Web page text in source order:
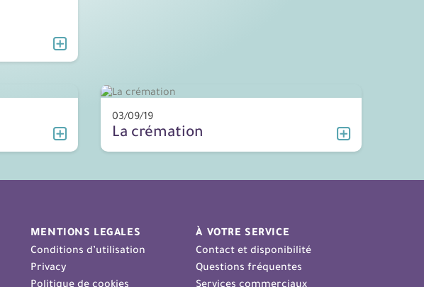
03/09/19
La crémation
MENTIONS LEGALES
Conditions d’utilisation
Privacy
Politique de cookies
À VOTRE SERVICE
Contact et disponibilité
Questions fréquentes
Services commerciaux